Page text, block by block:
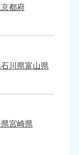
児島県
9890
年中無休
沖縄県
京都府
石川県富山県
宮崎県